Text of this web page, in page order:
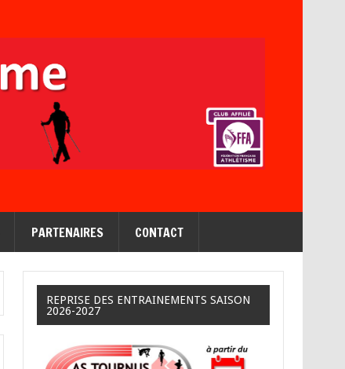
PARTENAIRES CONTACT
REPRISE DES ENTRAINEMENTS SAISON
2026-2027